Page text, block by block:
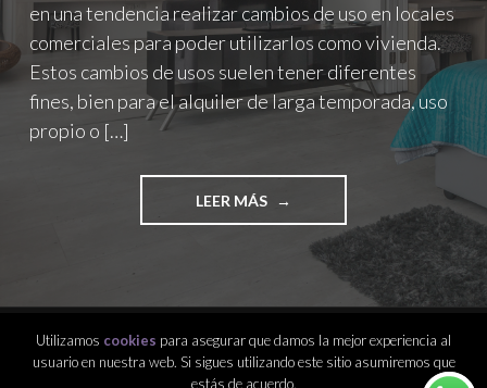
en una tendencia realizar cambios de uso en locales
comerciales para poder utilizarlos como vivienda.
Estos cambios de usos suelen tener diferentes
fines, bien para el alquiler de larga temporada, uso
propio o […]
LEER MÁS
T
U
N
L
CREADO CON WORDPRESS
Utilizamos cookies para asegurar que damos la mejor experiencia al
usuario en nuestra web. Si sigues utilizando este sitio asumiremos que
estás de acuerdo.